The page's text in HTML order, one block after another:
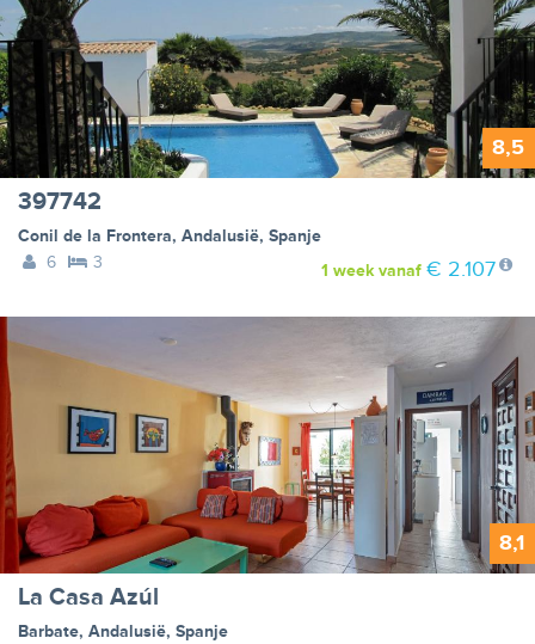
8,5
397742
Conil de la Frontera, Andalusië, Spanje
6
3 1 weekvanaf € 2.107
8,1
La Casa Azúl
Barbate, Andalusië, Spanje